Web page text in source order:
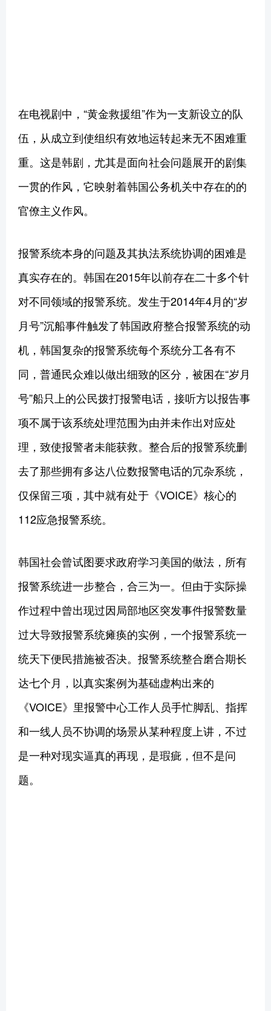
在电视剧中，“黄金救援组”作为一支新设立的队
伍，从成立到使组织有效地运转起来无不困难重
重。这是韩剧，尤其是面向社会问题展开的剧集
一贯的作风，它映射着韩国公务机关中存在的的
官僚主义作风。
报警系统本身的问题及其执法系统协调的困难是
真实存在的。韩国在2015年以前存在二十多个针
对不同领域的报警系统。发生于2014年4月的“岁
月号”沉船事件触发了韩国政府整合报警系统的动
机，韩国复杂的报警系统每个系统分工各有不
同，普通民众难以做出细致的区分，被困在“岁月
号”船只上的公民拨打报警电话，接听方以报告事
项不属于该系统处理范围为由并未作出对应处
理，致使报警者未能获救。整合后的报警系统删
去了那些拥有多达八位数报警电话的冗杂系统，
仅保留三项，其中就有处于《VOICE》核心的
112应急报警系统。
韩国社会曾试图要求政府学习美国的做法，所有
报警系统进一步整合，合三为一。但由于实际操
作过程中曾出现过因局部地区突发事件报警数量
过大导致报警系统瘫痪的实例，一个报警系统一
统天下便民措施被否决。报警系统整合磨合期长
达七个月，以真实案例为基础虚构出来的
《VOICE》里报警中心工作人员手忙脚乱、指挥
和一线人员不协调的场景从某种程度上讲，不过
是一种对现实逼真的再现，是瑕疵，但不是问
题。